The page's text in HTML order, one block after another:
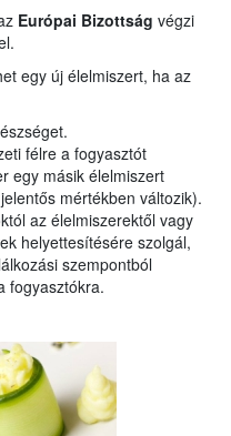
Európai Bizottság végzi
egy új élelmiszert, ha az
félre a fogyasztót
egy másik élelmiszert
mértékben változik).
az élelmiszerektől vagy
helyettesítésére szolgál,
szempontból
fogyasztókra.